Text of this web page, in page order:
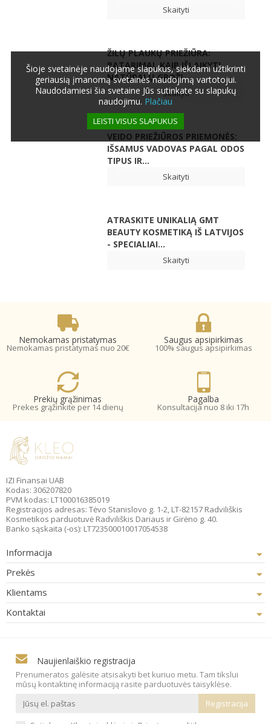
Skaityti
ŽILŲ PLAUKŲ PRIEŽIŪRA:
PATARIMAI, KAIP IŠLAIKYTI
NATŪRALŲ GROŽĮ
Skaityti
VEIDO PRIEŽIŪROS PRIEMONĖS:
IŠSAMUS VADOVAS PAGAL ODOS
TIPUS IR...
Skaityti
ATRASKITE UNIKALIĄ GMT
BEAUTY KOSMETIKĄ IŠ LATVIJOS
- SPECIALIAI...
Skaityti
Nemokamas pristatymas
Nemokamas pristatymas nuo 20€
Saugus apsipirkimas
100% saugus apsipirkimas
Prekių grąžinimas
Prekes grąžinkite per 14 dienų
Pagalba
Konsultacija nuo 8 iki 17h
IZI Finansai UAB
Kodas: 306207820
PVM kodas: LT100016385019
Registracijos adresas: Tėvo Stanislovo g. 1-2, LT-82157 Radviliškis
Kosmetikos parduotuvė Radviliškis Dariaus ir Girėno g. 40.
Banko sąskaita (-os): LT723500010017054538
Informacija
Prekės
Klientams
Kontaktai
Šioje svetainėje naudojame slapukus, siekdami užtikrinti
geriausią įmanomą svetainės naudojimą vartotojui.
Naudodamiesi šia svetaine Jūs sutinkate su slapukų
naudojimu. Plačiau
LEISTI VISUS SLAPUKUS
Naujienlaiškio registracija
Prenumeratos galėsite atsisakyti bet kuriuo metu. Tam tikslui
mūsų kontaktinę informaciją rasite parduotuvės taisyklėse.